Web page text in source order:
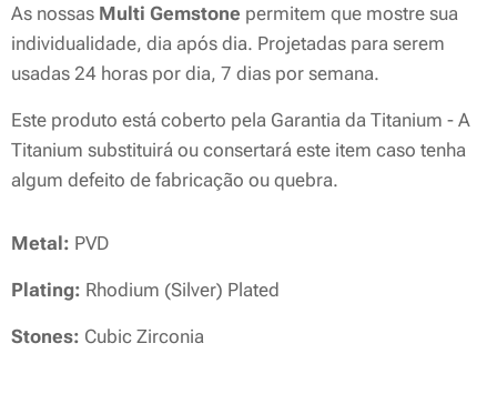
As nossas Multi Gemstone permitem que mostre sua
individualidade, dia após dia. Projetadas para serem
usadas 24 horas por dia, 7 dias por semana.
Este produto está coberto pela Garantia da Titanium - A
Titanium substituirá ou consertará este item caso tenha
algum defeito de fabricação ou quebra.
Metal: PVD
Plating: Rhodium (Silver) Plated
Stones: Cubic Zirconia